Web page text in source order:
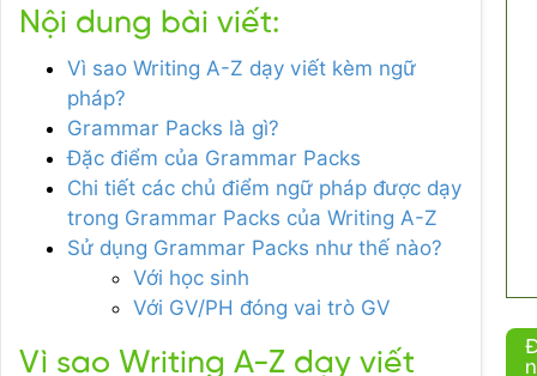
Nội dung bài viết:
Vì sao Writing A-Z dạy viết kèm ngữ
pháp?
Grammar Packs là gì?
Đặc điểm của Grammar Packs
Chi tiết các chủ điểm ngữ pháp được dạy
trong Grammar Packs của Writing A-Z
Sử dụng Grammar Packs như thế nào?
Với học sinh
Với GV/PH đóng vai trò GV
Vì sao Writing A-Z dạy viết